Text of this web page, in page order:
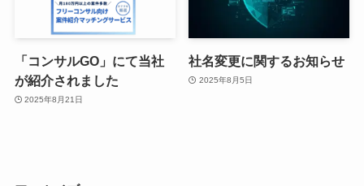
「コンサルGO」にて当社
が紹介されました
2025年8月21日
社名変更に関するお知らせ
2025年8月5日